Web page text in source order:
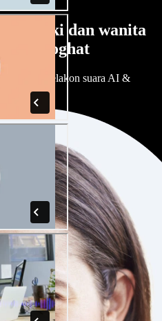
lelaki dan wanita
loghat
ratusan pelakon suara AI &